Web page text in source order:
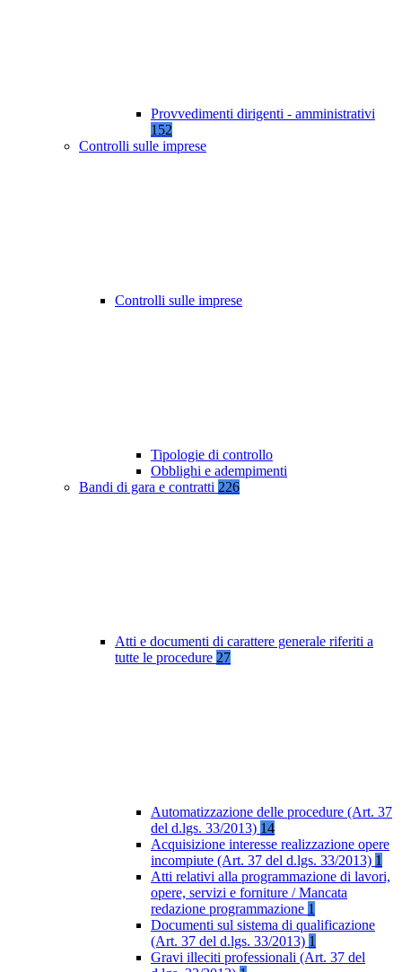
Provvedimenti dirigenti - amministrativi
152
Controlli sulle imprese
Controlli sulle imprese
Tipologie di controllo
Obblighi e adempimenti
Bandi di gara e contratti 226
Atti e documenti di carattere generale riferiti a
tutte le procedure 27
Automatizzazione delle procedure (Art. 37
del d.lgs. 33/2013) 14
Acquisizione interesse realizzazione opere
incompiute (Art. 37 del d.lgs. 33/2013) 1
Atti relativi alla programmazione di lavori,
opere, servizi e forniture / Mancata
redazione programmazione 1
Documenti sul sistema di qualificazione
(Art. 37 del d.lgs. 33/2013) 1
Gravi illeciti professionali (Art. 37 del